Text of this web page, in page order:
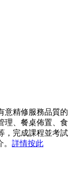
意精修服務品質的
理、餐桌佈置、食
，完成課程並考試
詳情按此